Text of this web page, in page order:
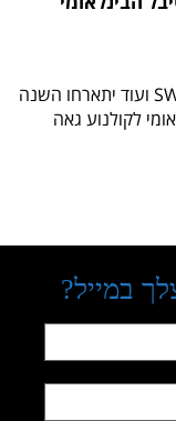
נשות ואנשי קולנוע מסאנדנס, ברלינלה, SWSX ועוד יתארחו השנה
לקולנוע גאה